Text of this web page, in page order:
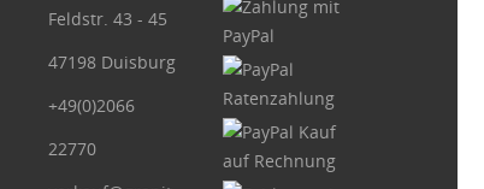
Feldstr. 43 - 45
47198 Duisburg
+49(0)2066
22770